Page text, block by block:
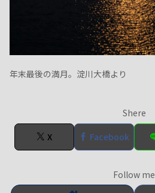
年末最後の満月。淀川大橋より
Shere
X
Facebook
Follow me